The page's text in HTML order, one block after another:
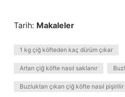
Tarih: Makaleler
1 kg çiğ köfteden kaç dürüm çıkar
Artan çiğ köfte nasıl saklanır
Buzluktan çıkan çiğ köfte nasıl pişirilir